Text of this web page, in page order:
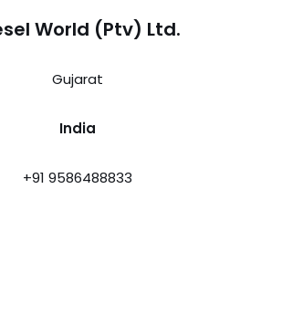
World (Ptv) Ltd.
Gujarat
India
+91 9586488833